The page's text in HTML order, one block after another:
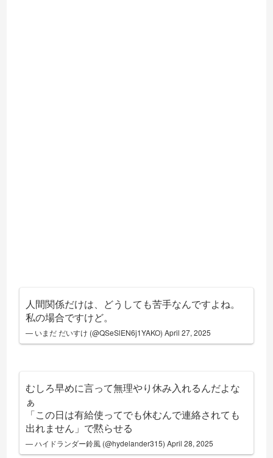
人間関係だけは、どうしても苦手なんですよね。
私の場合ですけど。
— いまだ だいすけ (@QSeSlEN6j1YAKO)April 27, 2025
むしろ早めに言って無理やり休み入れるんだよな
ぁ
「この日は有給使ってでも休むんで連絡されても
出れません」で黙らせる
— ハイドランダー鈴風 (@hydelander315)April 28, 2025